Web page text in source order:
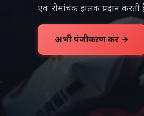
एक रोमांचक झलक प्रदान करती
अभी पंजीकरण करें →